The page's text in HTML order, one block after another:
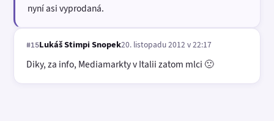
nyní asi vyprodaná.
#15Lukáš Stimpi Snopek20. listopadu 2012 v 22:17
Diky, za info, Mediamarkty v Italii zatom mlci 🙁